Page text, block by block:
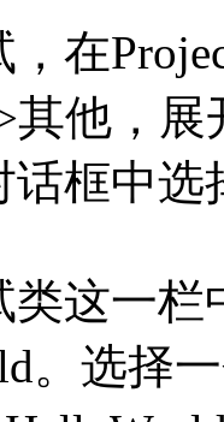
他，展
话框中
一栏
。选择